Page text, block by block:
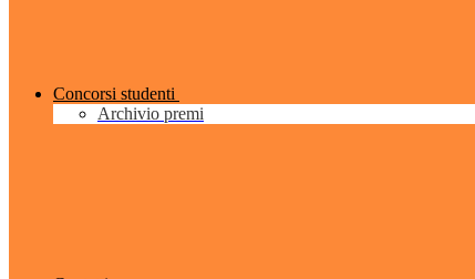
Concorsi studenti
Archivio premi